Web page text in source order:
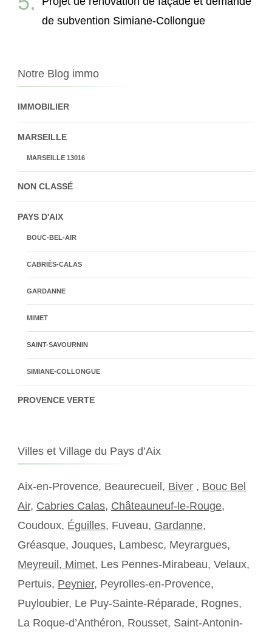
de subvention Simiane-Collongue
Notre Blog immo
IMMOBILIER
MARSEILLE
MARSEILLE 13016
NON CLASSÉ
PAYS D'AIX
BOUC-BEL-AIR
CABRIÈS-CALAS
GARDANNE
MIMET
SAINT-SAVOURNIN
SIMIANE-COLLONGUE
PROVENCE VERTE
Villes et Village du Pays d’Aix
Aix-en-Provence, Beaurecueil, Biver , Bouc Bel
Air, Cabries Calas, Châteauneuf-le-Rouge,
Coudoux, Éguilles, Fuveau, Gardanne,
Gréasque, Jouques, Lambesc, Meyrargues,
Meyreuil, Mimet, Les Pennes-Mirabeau, Velaux,
Pertuis, Peynier, Peyrolles-en-Provence,
Puyloubier, Le Puy-Sainte-Réparade, Rognes,
La Roque-d’Anthéron, Rousset, Saint-Antonin-